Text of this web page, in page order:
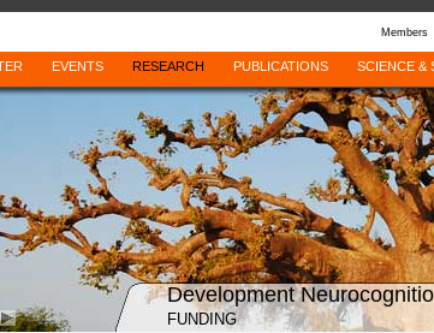
Members
EVENTS RESEARCH PUBLICATIONS SCIENCE &
Development
FUNDING